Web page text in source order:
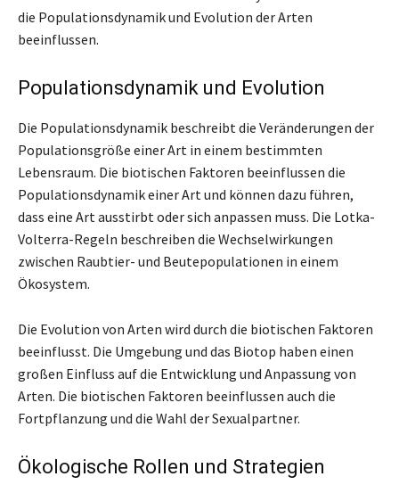
die Populationsdynamik und Evolution der Arten
beeinflussen.
Populationsdynamik und Evolution
Die Populationsdynamik beschreibt die Veränderungen der
Populationsgröße einer Art in einem bestimmten
Lebensraum. Die biotischen Faktoren beeinflussen die
Populationsdynamik einer Art und können dazu führen,
dass eine Art ausstirbt oder sich anpassen muss. Die Lotka-
Volterra-Regeln beschreiben die Wechselwirkungen
zwischen Raubtier- und Beutepopulationen in einem
Ökosystem.
Die Evolution von Arten wird durch die biotischen Faktoren
beeinflusst. Die Umgebung und das Biotop haben einen
großen Einfluss auf die Entwicklung und Anpassung von
Arten. Die biotischen Faktoren beeinflussen auch die
Fortpflanzung und die Wahl der Sexualpartner.
Ökologische Rollen und Strategien